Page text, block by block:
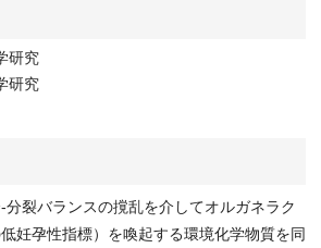
研究
研究
分裂バランスの撹乱を介してオルガネラク
妊孕性指標）を喚起する環境化学物質を同